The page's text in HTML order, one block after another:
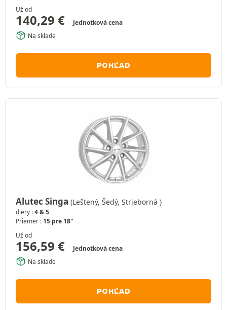
Už od
140,29 €
Jednotková cena
Na sklade
POHĽAD
Alutec Singa (Leštený, Šedý, Strieborná )
diery :4 & 5
Priemer : 15 pre 18"
Už od
156,59 €
Jednotková cena
Na sklade
POHĽAD